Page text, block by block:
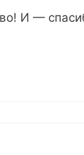
И —